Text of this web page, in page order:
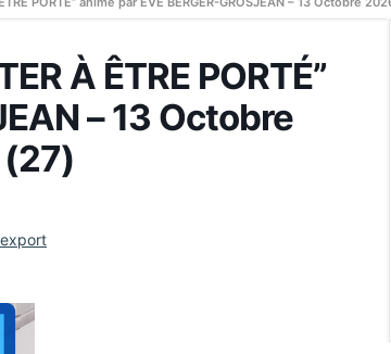
À ÊTRE PORTÉ”
– 13 Octobre